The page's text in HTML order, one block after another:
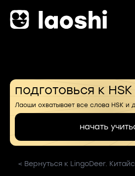
подготовься к HSK
Лаоши охватывает все слова HSK и
начать
< Вернуться к LingoDeer.